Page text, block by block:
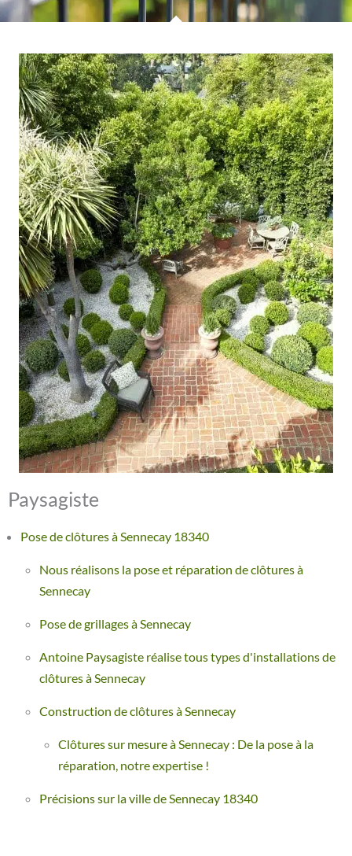
Paysagiste
Pose de clôtures à Sennecay 18340
Nous réalisons la pose et réparation de clôtures à
Sennecay
Pose de grillages à Sennecay
Antoine Paysagiste réalise tous types d'installations de
clôtures à Sennecay
Construction de clôtures à Sennecay
Clôtures sur mesure à Sennecay : De la pose à la
réparation, notre expertise !
Précisions sur la ville de Sennecay 18340